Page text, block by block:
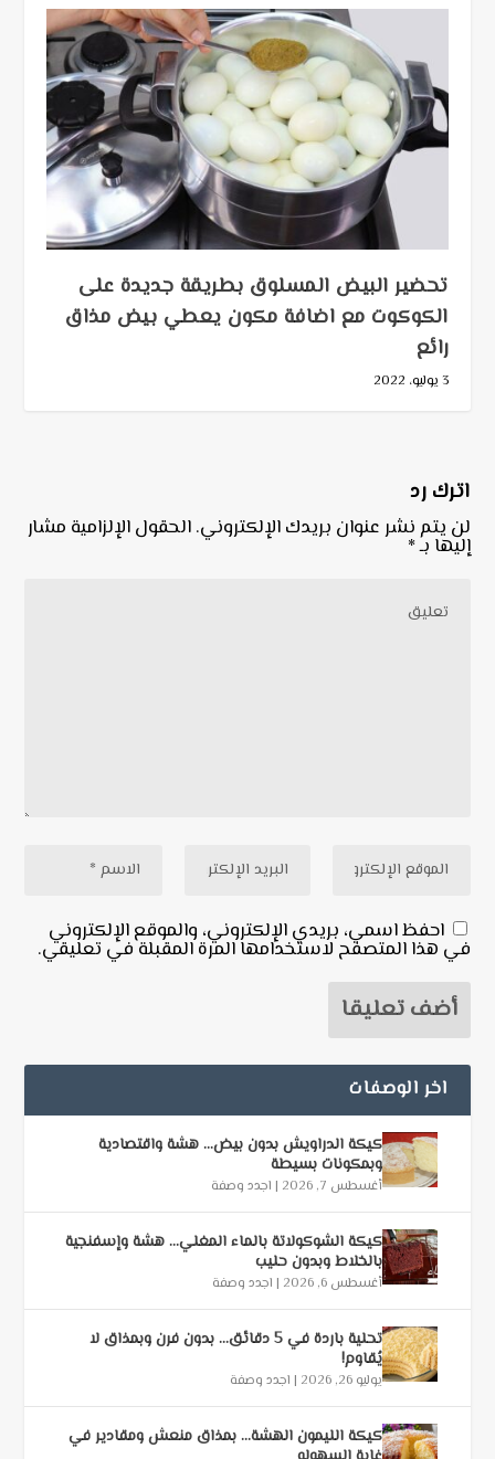
تحضير البيض المسلوق بطريقة جديدة على
الكوكوت مع اضافة مكون يعطي بيض مذاق
رائع
3 يوليو، 2022
اترك رد
لن يتم نشر عنوان بريدك الإلكتروني. الحقول الإلزامية مشار
إليها بـ*
احفظ اسمي، بريدي الإلكتروني، والموقع الإلكتروني
في هذا المتصفح لاستخدامها المرة المقبلة في تعليقي.
اخر الوصفات
كيكة الدراويش بدون بيض… هشة واقتصادية
وبمكونات بسيطة
أغسطس 7, 2026 | اجدد وصفة
كيكة الشوكولاتة بالماء المغلي… هشة وإسفنجية
بالخلاط وبدون حليب
أغسطس 6, 2026 | اجدد وصفة
تحلية باردة في 5 دقائق… بدون فرن وبمذاق لا
يُقاوم!
يوليو 26, 2026 | اجدد وصفة
كيكة الليمون الهشة… بمذاق منعش ومقادير في